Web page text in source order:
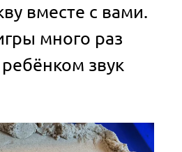
вместе с вами.
много раз
звук